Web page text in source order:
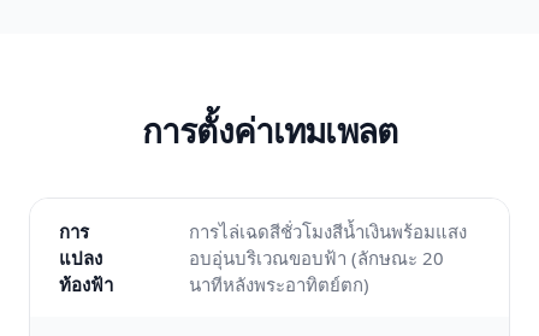
การตั้งค่าเทมเพลต
การ
แปลง
ท้องฟ้า
การไล่เฉดสีชั่วโมงสีน้ำเงินพร้อมแสง
อบอุ่นบริเวณขอบฟ้า (ลักษณะ 20
นาทีหลังพระอาทิตย์ตก)